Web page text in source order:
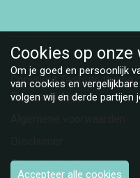
Copyright Testsite theme
Business Apps
Privacybeleid
Cookies op onze
Om je goed en persoonlijk
van cookies en
volgen wij en derde
het voor jou mogelijk om
Accepteer alle cookies